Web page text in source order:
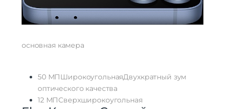
основная камера
50 МПШирокоугольнаяДвухкратный зум
оптического качества
12 МПСверхширокоугольная